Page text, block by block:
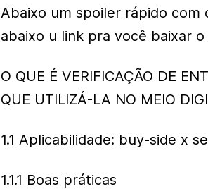
Abaixo um spoiler rápido com
abaixo u link pra você baixar
O QUE É VERIFICAÇÃO DE
QUE UTILIZÁ-LA NO MEIO
1.1 Aplicabilidade: buy-side x
1.1.1 Boas práticas